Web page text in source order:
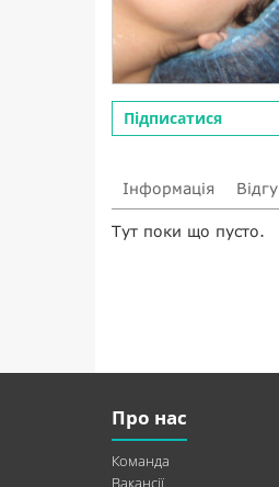
Підписатися
Інформація
Тут поки що пусто.
Про нас
Команда
Вакансії